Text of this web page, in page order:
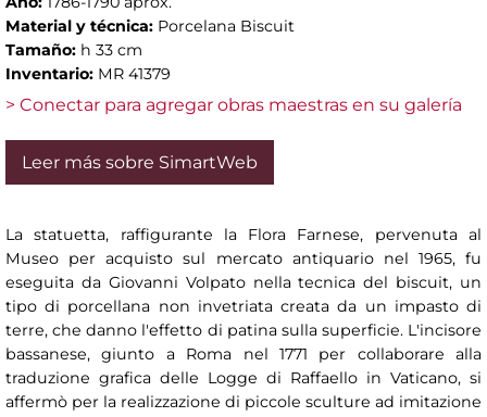
Material y técnica: Porcelana Biscuit
Tamaño: h 33 cm
Inventario: MR 41379
> Conectar para agregar obras maestras en su galería
Leer más sobre SimartWeb
La statuetta, raffigurante la Flora Farnese, pervenuta al
Museo per acquisto sul mercato antiquario nel 1965, fu
eseguita da Giovanni Volpato nella tecnica del biscuit, un
tipo di porcellana non invetriata creata da un impasto di
terre, che danno l'effetto di patina sulla superficie. L'incisore
bassanese, giunto a Roma nel 1771 per collaborare alla
traduzione grafica delle Logge di Raffaello in Vaticano, si
affermò per la realizzazione di piccole sculture ad imitazione